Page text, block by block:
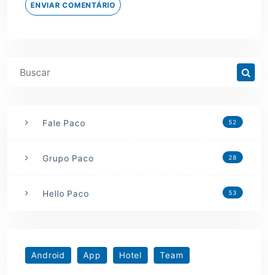
ENVIAR COMENTÁRIO
Fale Paco 52
Grupo Paco 28
Hello Paco 53
Android App Hotel Team